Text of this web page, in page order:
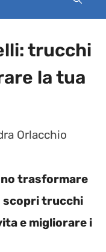
trucchi
la tua
Orlacchio
trasformare
scopri trucchi
e migliorare i